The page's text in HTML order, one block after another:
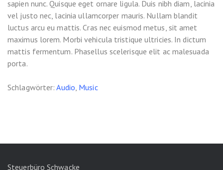
sapien nunc. Quisque eget ornare ligula. Duis nibh diam, lacinia
vel justo nec, lacinia ullamcorper mauris. Nullam blandit
luctus arcu eu mattis. Cras nec euismod metus, sit amet
maximus lorem. Morbi vehicula tristique ultricies. In dictum
mattis fermentum. Phasellus scelerisque elit ac malesuada
porta.
Schlagwörter:Audio, Music
Steuerbüro Schwacke